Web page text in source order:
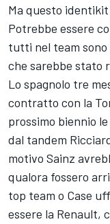
Ma questo
Potrebbe essere
tutti nel team
che sarebbe stato
Lo spagnolo tre
contratto con la
prossimo biennio
dal tandem
motivo Sainz
qualora fossero
top team o Case
essere la Renault,